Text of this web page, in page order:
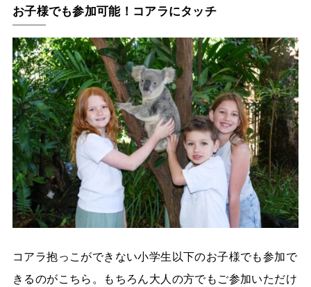
お子様でも参加可能！コアラにタッチ
コアラ抱っこができない小学生以下のお子様でも参加で
きるのがこちら。もちろん大人の方でもご参加いただけ